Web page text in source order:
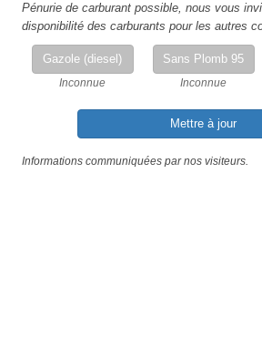
Pénurie de carburant possible, nous vous
disponibilité des carburants pour les autres
Gazole (diesel)
Inconnue
Sans Plomb 95
Inconnue
Mettre à jour
Informations communiquées par nos visiteurs.